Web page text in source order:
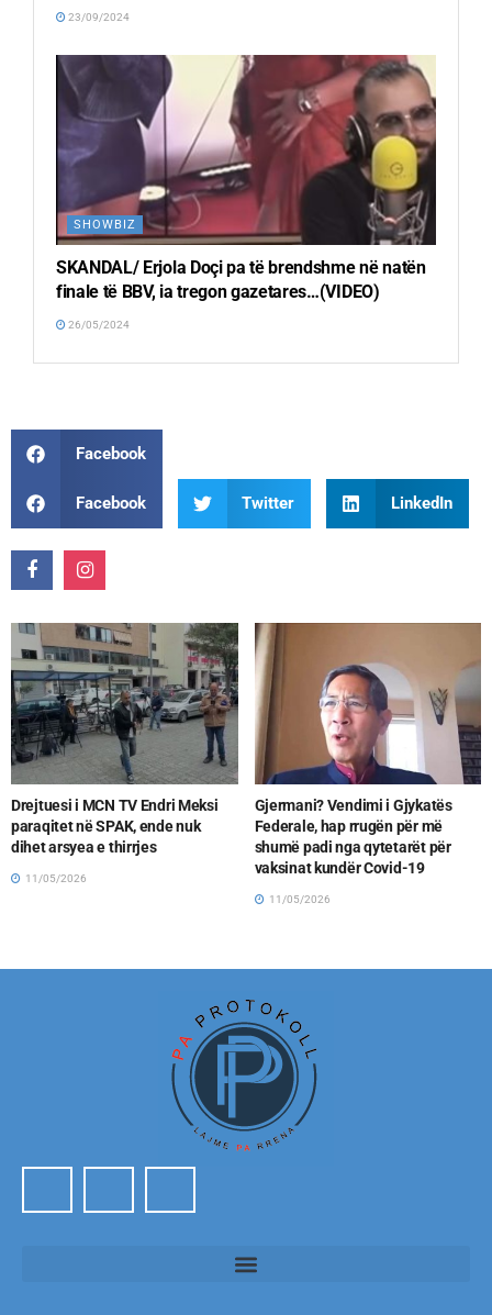
23/09/2024
SHOWBIZ
SKANDAL/ Erjola Doçi pa të brendshme në natën
finale të BBV, ia tregon gazetares…(VIDEO)
26/05/2024
Facebook
Facebook Twitter LinkedIn
Drejtuesi i MCN TV Endri Meksi
paraqitet në SPAK, ende nuk
dihet arsyea e thirrjes
11/05/2026
Gjermani? Vendimi i Gjykatës
Federale, hap rrugën për më
shumë padi nga qytetarët për
vaksinat kundër Covid-19
11/05/2026